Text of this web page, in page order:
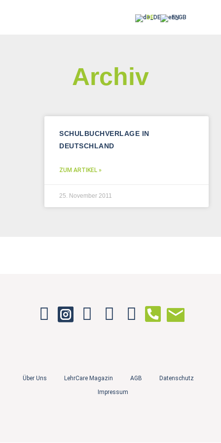
DE EN
Archiv
SCHULBUCHVERLAGE IN
DEUTSCHLAND
ZUM ARTIKEL »
25. November 2011
Über Uns LehrCare Magazin AGB
Datenschutz
Impressum